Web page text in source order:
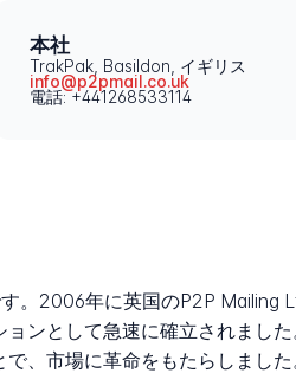
本社
TrakPak, Basildon, イギリス
info@p2pmail.co.uk
電話: +441268533114
。2006年に英国のP2P Mailing
ンとして急速に確立されまし
、市場に革命をもたらしました